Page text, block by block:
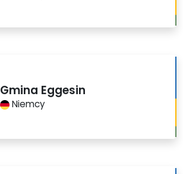
Gmina Eggesin
Niemcy